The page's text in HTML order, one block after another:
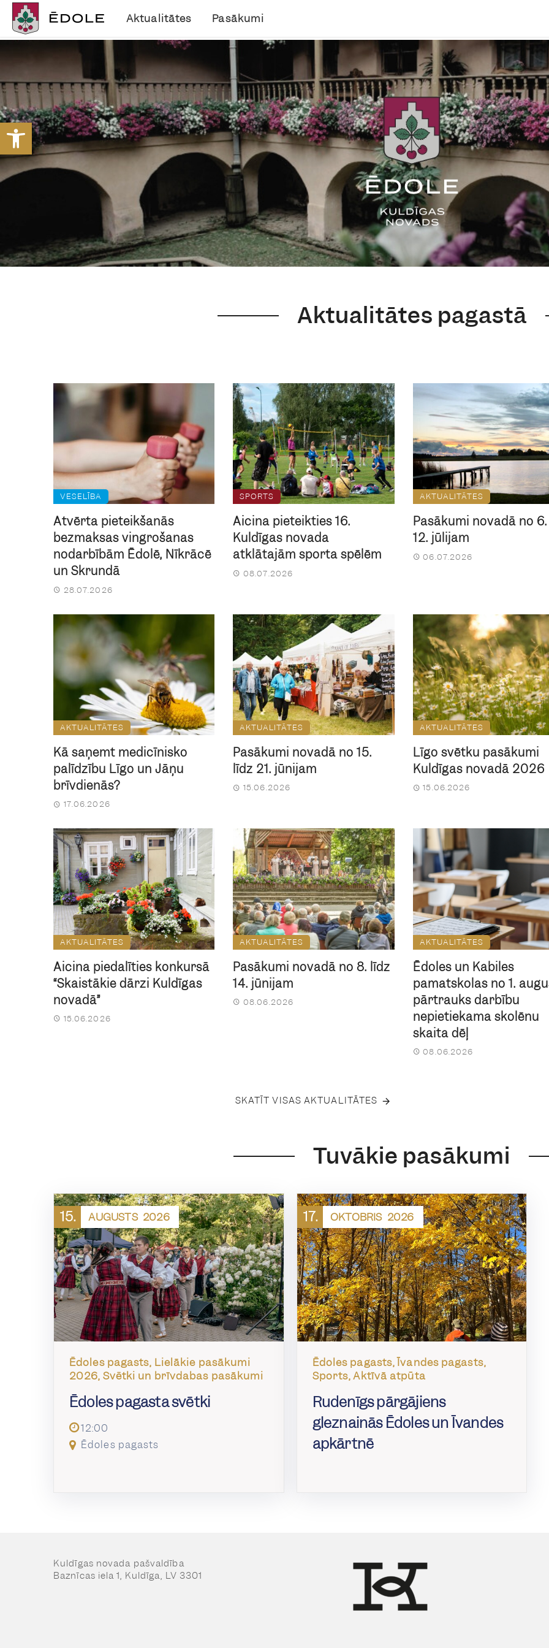
Open toolbar
Aktualitātes Pasākumi
Aktualitātes pagastā
VESELĪBA
Atvērta pieteikšanās
bezmaksas vingrošanas
nodarbībām Ēdolē, Nīkrācē
un Skrundā
28.07.2026
SPORTS
Aicina pieteikties 16.
Kuldīgas novada
atklātajām sporta spēlēm
08.07.2026
AKTUALITĀTES
Pasākumi novadā no
12. jūlijam
06.07.2026
AKTUALITĀTES
Kā saņemt medicīnisko
palīdzību Līgo un Jāņu
brīvdienās?
17.06.2026
AKTUALITĀTES
Pasākumi novadā no 15.
līdz 21. jūnijam
15.06.2026
AKTUALITĀTES
Līgo svētku pasākumi
Kuldīgas novadā 2026
15.06.2026
AKTUALITĀTES
Aicina piedalīties konkursā
“Skaistākie dārzi Kuldīgas
novadā”
15.06.2026
AKTUALITĀTES
Pasākumi novadā no 8. līdz
14. jūnijam
08.06.2026
AKTUALITĀTES
Ēdoles un Kabiles
pamatskolas no 1.
pārtrauks darbību
nepietiekama skolēnu
skaita dēļ
08.06.2026
SKATĪT VISAS AKTUALITĀTES
Tuvākie pasākumi
15. AUGUSTS 2026
Ēdoles pagasts, Lielākie pasākumi
2026, Svētki un brīvdabas pasākumi
Ēdoles pagasta svētki
12:00
Ēdoles pagasts
17. OKTOBRIS 2026
Ēdoles pagasts, Īvandes pagasts,
Sports, Aktīvā atpūta
Rudenīgs pārgājiens
gleznainās Ēdoles un Īvandes
apkārtnē
Kuldīgas novada pašvaldība
Baznīcas iela 1, Kuldīga, LV 3301